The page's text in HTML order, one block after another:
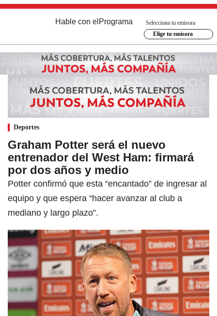
Hable con el Programa
Selecciona tu emisora
Elige tu emisora
Deportes
Graham Potter será el nuevo
entrenador del West Ham: firmará
por dos años y medio
Potter confirmó que esta “encantado” de ingresar al
equipo y que espera “hacer avanzar al club a
mediano y largo plazo”.